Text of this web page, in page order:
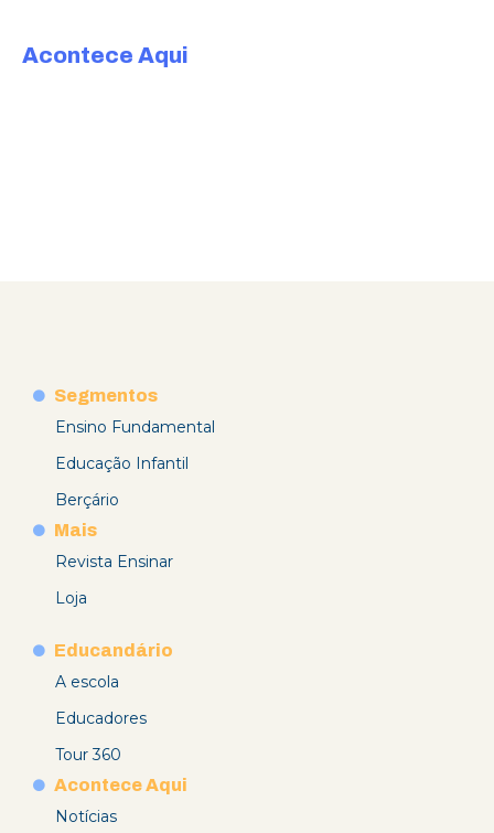
Acontece Aqui
Segmentos
Ensino Fundamental
Educação Infantil
Berçário
Mais
Revista Ensinar
Loja
Educandário
A escola
Educadores
Tour 360
Acontece Aqui
Notícias